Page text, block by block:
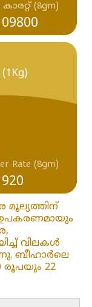
കാരറ്റ് (8gm)
Rate (8gm)
മൂല്യത്തിന്
ഉപകരണമായും
വിലകൾ
ബീഹാർലെ
രൂപയും 22